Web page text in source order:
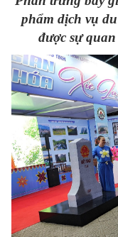
phẩm dịch vụ
được sự